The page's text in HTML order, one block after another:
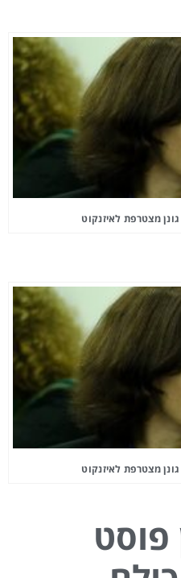
מצטרפת לאיזנקוט
מצטרפת לאיזנקוט
פוסט